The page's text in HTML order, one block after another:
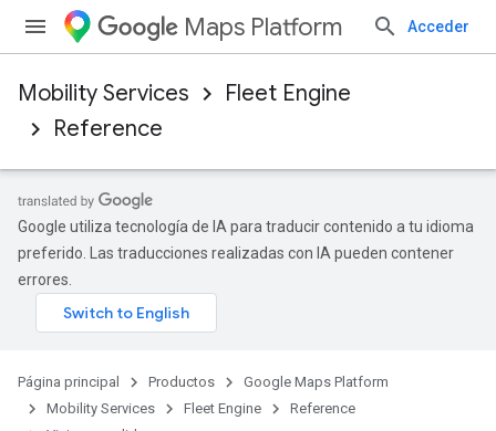
Maps Platform Acceder
Mobility Services
Fleet Engine
Reference
Google utiliza tecnología de IA para traducir contenido a tu idioma
preferido. Las traducciones realizadas con IA pueden contener
errores.
Página principal Productos
Google Maps Platform
Mobility Services
Fleet Engine
Reference